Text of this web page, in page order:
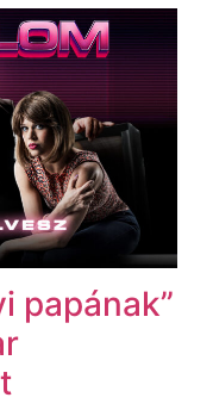
papának”